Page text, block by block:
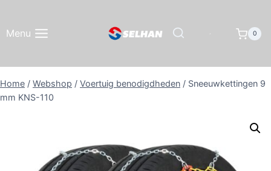
inhoud
Menu 0
Home / Webshop / Voertuig benodigdheden / Sneeuwkettingen 9
mm KNS-110